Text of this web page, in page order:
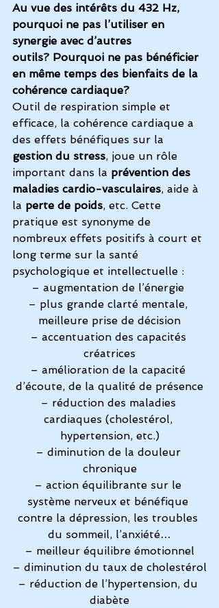
Au vue des intérêts du 432 Hz,
pourquoi ne pas l’utiliser en
synergie avec d’autres
outils? Pourquoi ne pas bénéficier
en même temps des bienfaits de la
cohérence cardiaque?
Outil de respiration simple et
efficace, la cohérence cardiaque a
des effets bénéfiques sur la
gestion du stress, joue un rôle
important dans la prévention des
maladies cardio-vasculaires, aide à
la perte de poids, etc. Cette
pratique est synonyme de
nombreux effets positifs à court et
long terme sur la santé
psychologique et intellectuelle :
– augmentation de l’énergie
– plus grande clarté mentale,
meilleure prise de décision
– accentuation des capacités
créatrices
– amélioration de la capacité
d’écoute, de la qualité de présence
– réduction des maladies
cardiaques (cholestérol,
hypertension, etc.)
– diminution de la douleur
chronique
– action équilibrante sur le
système nerveux et bénéfique
contre la dépression, les troubles
du sommeil, l’anxiété…
– meilleur équilibre émotionnel
– diminution du taux de cholestérol
– réduction de l’hypertension, du
diabète